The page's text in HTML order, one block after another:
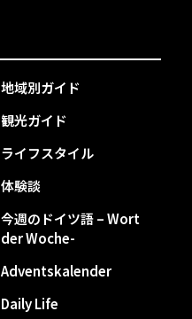
地域別ガイド
観光ガイド
ライフスタイル
体験談
今週のドイツ語 – Wort
der Woche-
Adventskalender
Daily Life